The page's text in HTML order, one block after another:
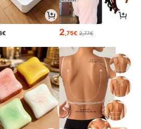
2,75€ 2,77€